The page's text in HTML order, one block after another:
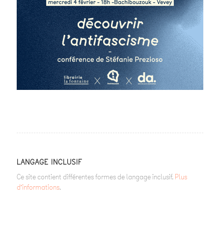
LANGAGE INCLUSIF
Ce site contient différentes formes de langage inclusif. Plus
d’informations.